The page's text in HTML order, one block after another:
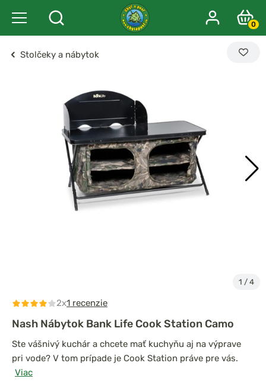
0
Stolčeky a nábytok
1 / 4
2x1 recenzie
Nash Nábytok Bank Life Cook Station Camo
Ste vášnivý kuchár a chcete mať kuchyňu aj na výprave
pri vode? V tom prípade je Cook Station práve pre vás.
Viac